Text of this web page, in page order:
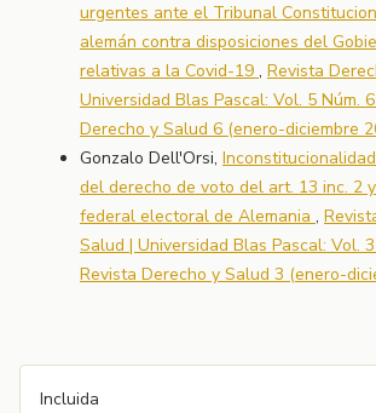
urgentes ante el Tribunal
alemán contra disposiciones del
relativas a la Covid-19 , Revista
Universidad Blas Pascal: Vol. 5 Núm.
Derecho y Salud 6 (enero-diciembre
Gonzalo Dell'Orsi,
del derecho de voto del art. 13 inc. 2
federal electoral de Alemania ,
Salud | Universidad Blas Pascal: Vol.
Revista Derecho y Salud 3 (enero-
Incluida